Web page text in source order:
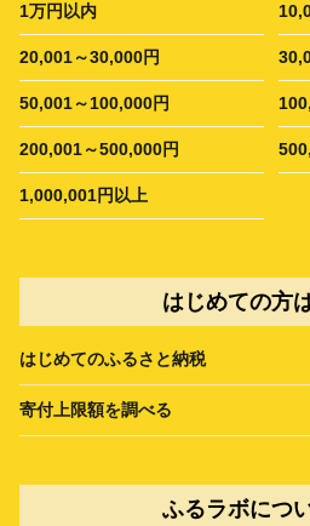
1万円以内
20,001～30,000円
50,001～100,000円
200,001～500,000円
1,000,001円以上
はじめての方
はじめてのふるさと納税
寄付上限額を調べる
ふるラボにつ